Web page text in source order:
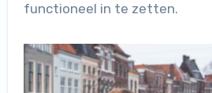
functioneel in te zetten.